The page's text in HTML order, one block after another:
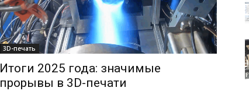
3D-печать
Итоги 2025 года: значимые
прорывы в 3D-печати